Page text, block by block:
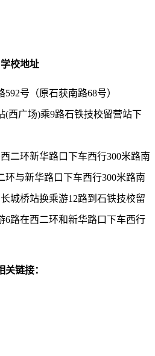
学校地址
号（原石获南路68号）
(西广场)乘9路石铁技校留营站下
二环新华路口下车西行300米路南
环与新华路口下车西行300米路南
城桥站换乘游12路到石铁技校留
6路在西二环和新华路口下车西行
关链接：